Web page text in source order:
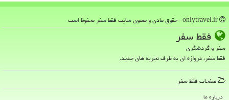
فقط سفر
سفر و گردشگری
فقط سفر، دروازه ای به طرف تجربه های جدید.
صفحات فقط سفر
درباره ما